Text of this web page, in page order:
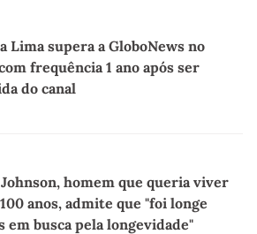
Lima supera a GloboNews no
frequência 1 ano após ser
do canal
homem que queria viver
anos, admite que "foi longe
em busca pela longevidade"